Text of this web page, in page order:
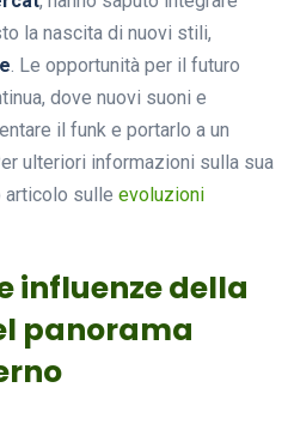
la nascita di nuovi stili,
. Le opportunità per il futuro
dove nuovi suoni e
il funk e portarlo a un
ulteriori informazioni sulla sua
articolo sulle evoluzioni
influenze della
panorama